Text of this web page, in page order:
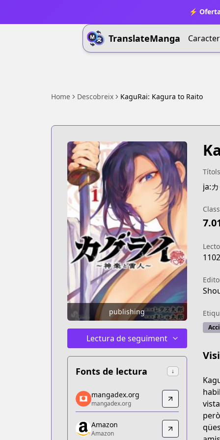
⚡
TranslateManga
Home Descobreix KaguRai: Kagura to Raito
publishing
Lectura de seguiment
Fonts de lectura ↓
mangadex.org
mangadex.org
https://mangadex.org/title/1955f9bf-
Amazon
mangadex.org
mangadex.org
Amazon
Amazon
ja:
1102